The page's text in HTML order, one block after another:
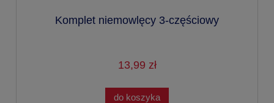
Komplet niemowlęcy 3-częściowy
13,99 zł
do koszyka